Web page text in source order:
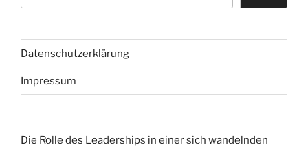
Datenschutzerklärung
Impressum
Die Rolle des Leaderships in einer sich wandelnden